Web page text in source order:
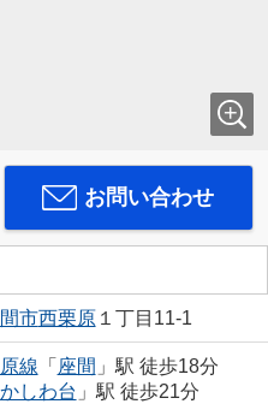
お問い合わせ
市西栗原 １丁目11-1
線 「 座間 」駅 徒歩18分
かしわ台 」駅 徒歩21分